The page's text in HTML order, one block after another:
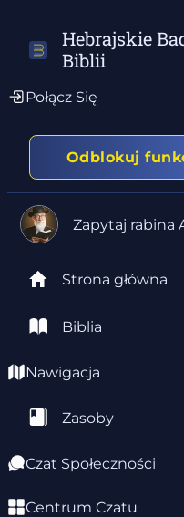
Hebrajskie
Biblii
Połącz Się
Odblokuj
Zapytaj rabina
Strona główna
Biblia
Nawigacja
Zasoby
Czat Społeczności
Centrum Czatu